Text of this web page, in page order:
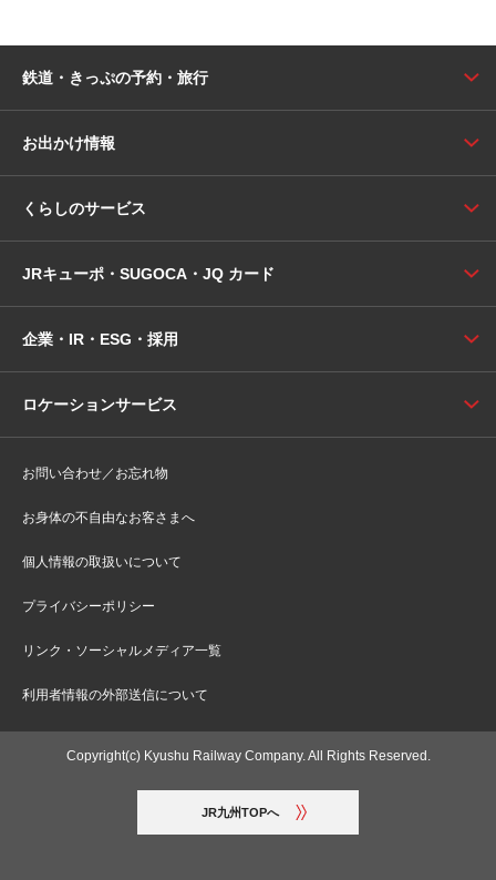
鉄道・きっぷの予約・旅行
お出かけ情報
くらしのサービス
JRキューポ・SUGOCA・JQ カード
企業・IR・ESG・採用
ロケーションサービス
お問い合わせ／お忘れ物
お身体の不自由なお客さまへ
個人情報の取扱いについて
プライバシーポリシー
リンク・ソーシャルメディア一覧
利用者情報の外部送信について
Copyright(c) Kyushu Railway Company. All Rights Reserved.
JR九州TOPへ